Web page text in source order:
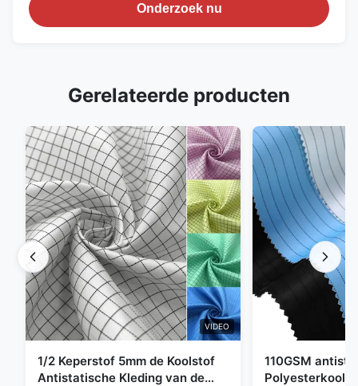
Onderzoek nu
Gerelateerde producten
VIDEO
1/2 Keperstof 5mm de Koolstof
Antistatische Kleding van de
110GSM